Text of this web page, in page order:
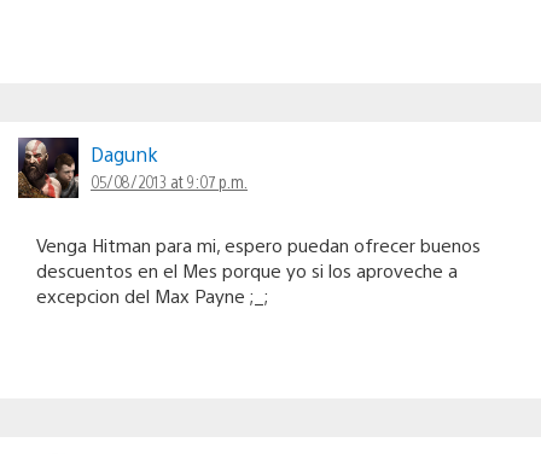
Dagunk
05/08/2013 at 9:07 p.m.
Venga Hitman para mi, espero puedan ofrecer buenos
descuentos en el Mes porque yo si los aproveche a
excepcion del Max Payne ;_;